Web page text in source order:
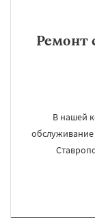
Ремонт
В нашей
обслуживание